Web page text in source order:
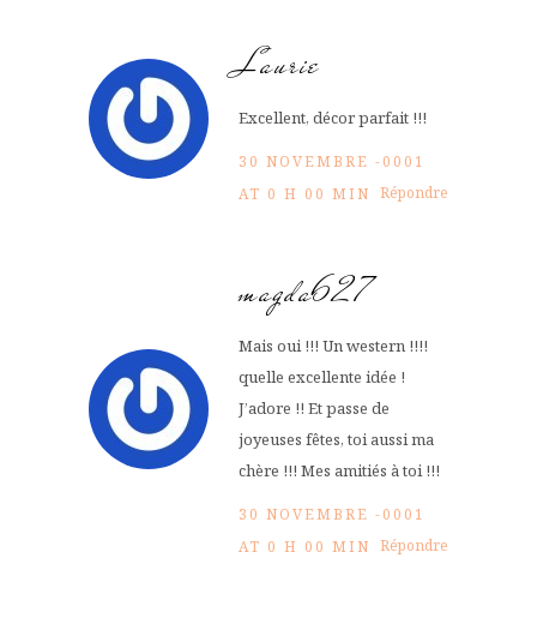
Laurie
Excellent, décor parfait !!!
30 NOVEMBRE -0001
AT 0 H 00 MIN Répondre
magda627
Mais oui !!! Un western !!!!
quelle excellente idée !
J’adore !! Et passe de
joyeuses fêtes, toi aussi ma
chère !!! Mes amitiés à toi !!!
30 NOVEMBRE -0001
AT 0 H 00 MIN Répondre